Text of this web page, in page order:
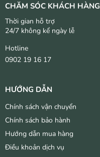
CHĂM SÓC KHÁCH HÀNG
Thời gian hỗ trợ
24/7 không kể ngày lễ
Hotline
0902 19 16 17
HƯỚNG DẪN
Chính sách vận chuyển
Chính sách bảo hành
Hướng dẫn mua hàng
Điều khoản dịch vụ